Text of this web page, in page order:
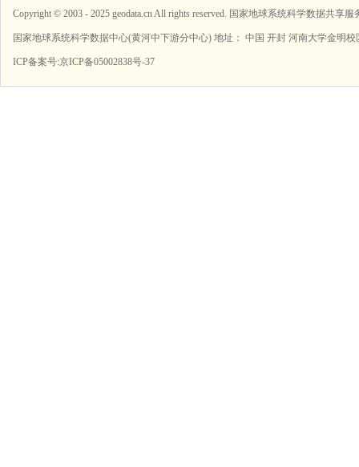
Copyright © 2003 - 2025 geodata.cn All rights reserved. 国家地球系统科学数据共享服
国家地球系统科学数据中心(黄河中下游分中心) 地址： 中国 开封 河南大学金明校
ICP备案号:京ICP备05002838号-37